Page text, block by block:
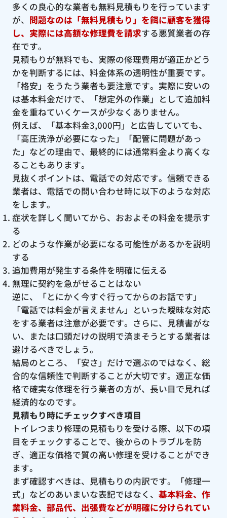
多くの良心的な業者も無料見積もりを行っています
が、 問題なのは「無料見積もり」を餌に顧客を獲得
し、実際には高額な修理費を請求する悪質業者の存
在です。
見積もりが無料でも、実際の修理費用が適正かどう
かを判断するには、料金体系の透明性が重要です。
「格安」をうたう業者も要注意です。実際に安いの
は基本料金だけで、「想定外の作業」として追加料
金を重ねていくケースが少なくありません。
例えば、「基本料金3,000円」と広告していても、
「高圧洗浄が必要になった」「配管に問題があっ
た」などの理由で、最終的には通常料金より高くな
ることもあります。
見抜くポイントは、電話での対応です。信頼できる
業者は、電話での問い合わせ時に以下のような対応
をします。
症状を詳しく聞いてから、おおよその料金を提示す
る
どのような作業が必要になる可能性があるかを説明
する
追加費用が発生する条件を明確に伝える
無理に契約を急がせることはない
逆に、「とにかく今すぐ行ってからのお話です」
「電話では料金が言えません」といった曖昧な対応
をする業者は注意が必要です。さらに、見積書がな
い、または口頭だけの説明で済まそうとする業者は
避けるべきでしょう。
結局のところ、「安さ」だけで選ぶのではなく、総
合的な信頼性で判断することが大切です。適正な価
格で確実な修理を行う業者の方が、長い目で見れば
経済的なのです。
見積もり時にチェックすべき項目
トイレつまり修理の見積もりを受ける際、以下の項
目をチェックすることで、後からのトラブルを防
ぎ、適正な価格で質の高い修理を受けることができ
ます。
まず確認すべきは、見積もりの内訳です。「修理一
式」などのあいまいな表記ではなく、 基本料金、作
業料金、部品代、出張費などが明確に分けられてい